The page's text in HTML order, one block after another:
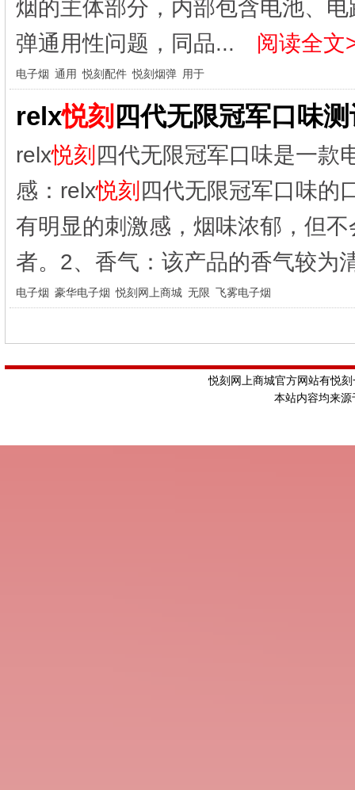
烟的主体部分，内部包含电池、
弹通用性问题，同品...
阅读全文
电子烟 通用 悦刻配件 悦刻烟弹 用于
relx悦刻 四代无限冠军口味
relx悦刻 四代无限冠军口味是一款
感：relx悦刻 四代无限冠军口味的
有明显的刺激感，烟味浓郁，但
者。2、香气：该产品的香气较为
电子烟 豪华电子烟 悦刻网上商城 无限 飞雾电子烟
悦刻网上商城官方网站有悦
本站内容均来